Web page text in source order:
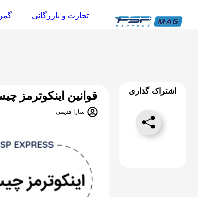
تجارت و بازرگانی
اشتراک گذاری قوانین اینکوترمز
سارا قدیمی